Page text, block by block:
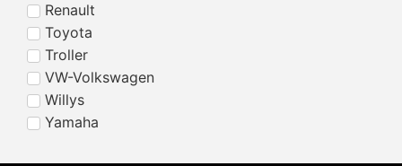
Renault
Toyota
Troller
VW-Volkswagen
Willys
Yamaha